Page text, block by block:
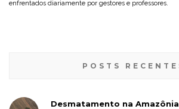
enfrentados diariamente por gestores e professores.
POSTS
Desmatamento na